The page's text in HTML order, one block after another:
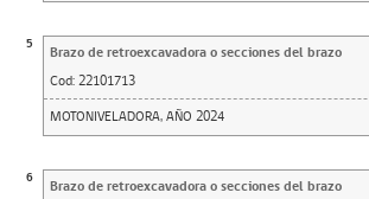
5
Brazo de retroexcavadora o secciones del brazo
Cod: 22101713
MOTONIVELADORA, AÑO 2024
6
Brazo de retroexcavadora o secciones del brazo